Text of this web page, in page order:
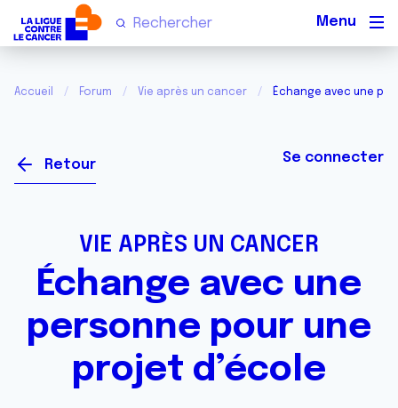
Accueil Forum Vie après un cancer Échange avec une
Retour Se connecter
VIE APRÈS UN CANCER
Échange avec une
personne pour une
projet d’école